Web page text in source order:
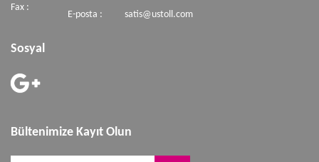
Fax :
E-posta : satis@ustoll.com
Sosyal
Bültenimize Kayıt Olun